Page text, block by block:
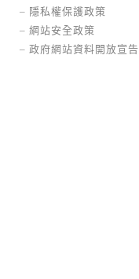
– 隱私權保護政策
– 網站安全政策
– 政府網站資料開放宣告